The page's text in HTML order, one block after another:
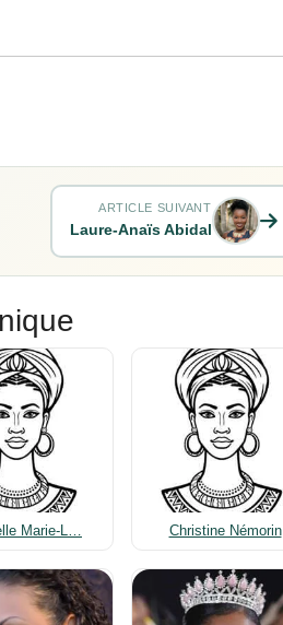
ARTICLE SUIVANT
Laure-Anaïs Abidal
Marie-L… Christine Némorin